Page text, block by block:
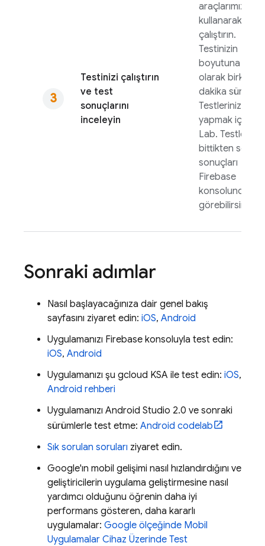
Testinizi çalıştırın
ve test
sonuçlarını
inceleyin
araçlarımızı
kullanarak
çalıştırın.
Testinizin
boyutuna bağlı
olarak birkaç
dakika sürebilir.
Testlerinizi
yapmak için
Lab. Testleriniz
bittikten sonra,
sonuçları
Firebase
konsolunda
görebilirsiniz.
Sonraki adımlar
Nasıl başlayacağınıza dair genel bakış
sayfasını ziyaret edin: iOS, Android
Uygulamanızı Firebase konsoluyla test edin:
iOS, Android
Uygulamanızı şu gcloud KSA ile test edin: iOS,
Android rehberi
Uygulamanızı Android Studio 2.0 ve sonraki
sürümlerle test etme: Android codelab
Sık sorulan soruları ziyaret edin.
Google'ın mobil gelişimi nasıl hızlandırdığını ve
geliştiricilerin uygulama geliştirmesine nasıl
yardımcı olduğunu öğrenin daha iyi
performans gösteren, daha kararlı
uygulamalar: Google ölçeğinde Mobil
Uygulamalar Cihaz Üzerinde Test